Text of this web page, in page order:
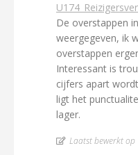
De overstappen
weergegeven, ik
overstappen
Interessant is
cijfers apart
ligt het
lager.
Laatst bewerkt